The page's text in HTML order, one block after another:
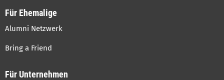
Für Ehemalige
Alumni Netzwerk
Bring a Friend
Für Unternehmen